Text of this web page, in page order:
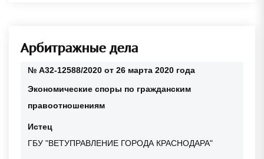
Арбитражные дела
№ А32-12588/2020 от 26 марта 2020 года
Экономические споры по гражданским
правоотношениям
Истец
ГБУ "ВЕТУПРАВЛЕНИЕ ГОРОДА КРАСНОДАРА"